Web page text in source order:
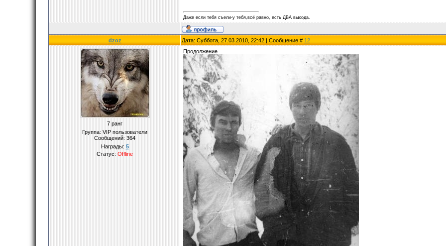
Даже если тебя съели-у тебя,всё равно, есть ДВА выхода.
dzoz Дата: Суббота, 27.03.2010, 22:42 | Сообщение # 12
7 ранг
Группа: VIP пользователи
Сообщений: 364
Награды: 5
Статус: Offline
Продолжение